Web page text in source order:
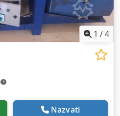
1 /4
Nazvati